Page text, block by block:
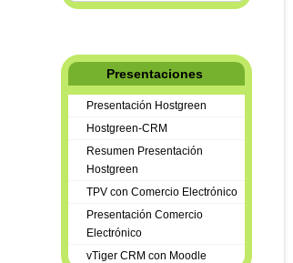
Presentaciones
Presentación Hostgreen
Hostgreen-CRM
Resumen Presentación
Hostgreen
TPV con Comercio Electrónico
Presentación Comercio
Electrónico
vTiger CRM con Moodle